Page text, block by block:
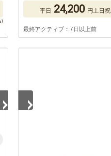
平日 24,200 円土日祝
最終アクティブ：7日以上前